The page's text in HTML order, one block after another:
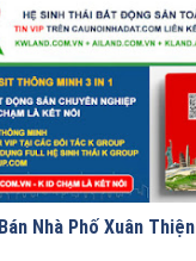
Bán Nhà Phố Xuân Thiện